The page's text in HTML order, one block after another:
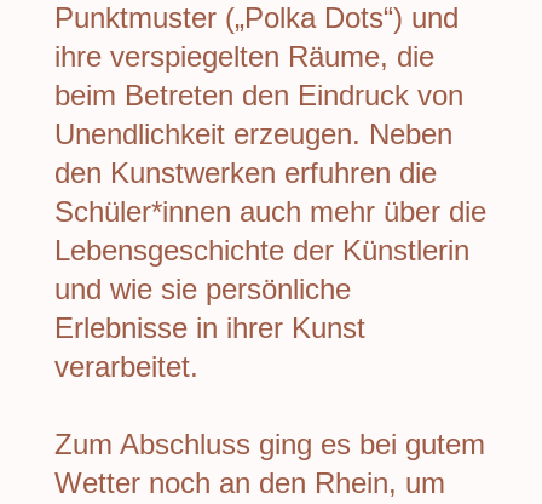
Punktmuster („Polka Dots“) und
ihre verspiegelten Räume, die
beim Betreten den Eindruck von
Unendlichkeit erzeugen. Neben
den Kunstwerken erfuhren die
Schüler*innen auch mehr über die
Lebensgeschichte der Künstlerin
und wie sie persönliche
Erlebnisse in ihrer Kunst
verarbeitet.
Zum Abschluss ging es bei gutem
Wetter noch an den Rhein, um